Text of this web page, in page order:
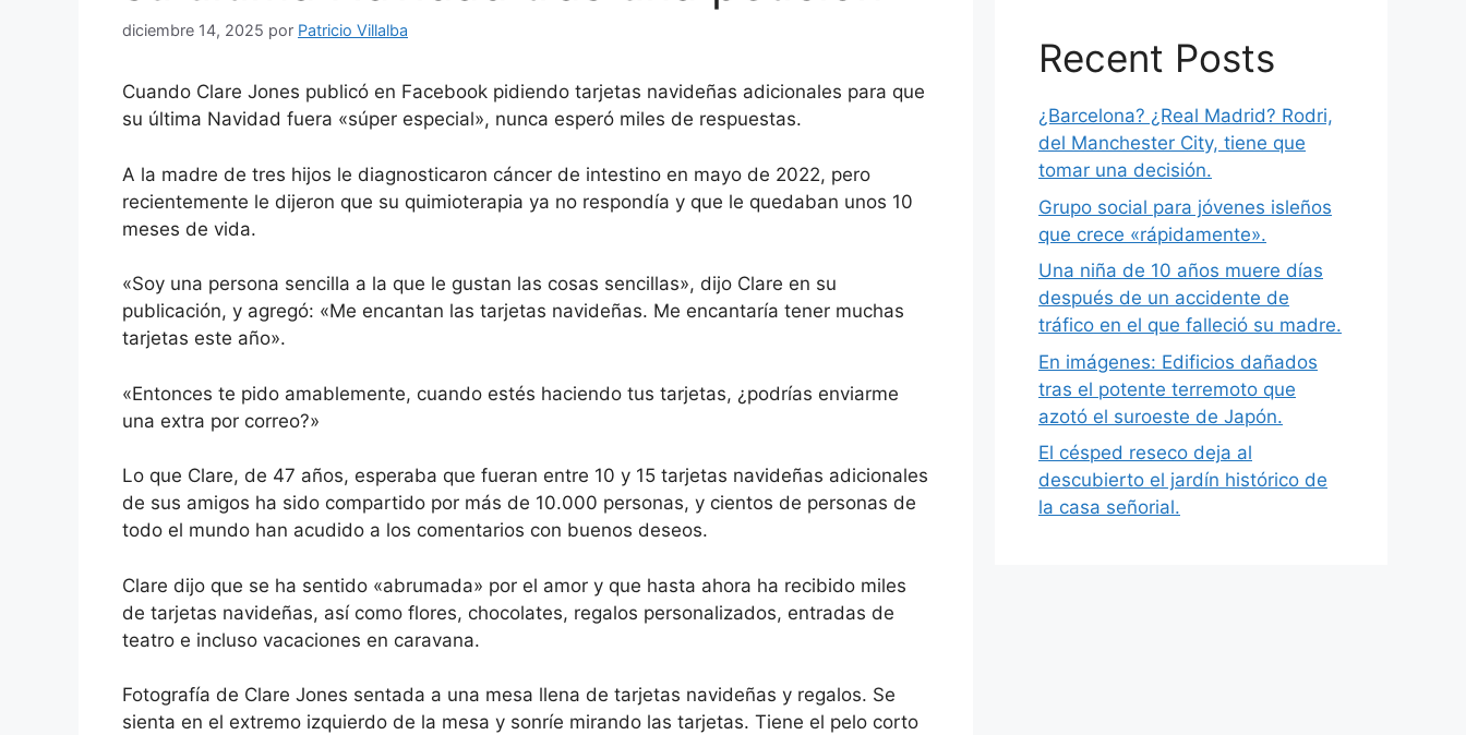
diciembre 14, 2025 por Patricio Villalba
Cuando Clare Jones publicó en Facebook pidiendo tarjetas navideñas adicionales para que
su última Navidad fuera «súper especial», nunca esperó miles de respuestas.
A la madre de tres hijos le diagnosticaron cáncer de intestino en mayo de 2022, pero
recientemente le dijeron que su quimioterapia ya no respondía y que le quedaban unos 10
meses de vida.
«Soy una persona sencilla a la que le gustan las cosas sencillas», dijo Clare en su
publicación, y agregó: «Me encantan las tarjetas navideñas. Me encantaría tener muchas
tarjetas este año».
«Entonces te pido amablemente, cuando estés haciendo tus tarjetas, ¿podrías enviarme
una extra por correo?»
Lo que Clare, de 47 años, esperaba que fueran entre 10 y 15 tarjetas navideñas adicionales
de sus amigos ha sido compartido por más de 10.000 personas, y cientos de personas de
todo el mundo han acudido a los comentarios con buenos deseos.
Clare dijo que se ha sentido «abrumada» por el amor y que hasta ahora ha recibido miles
de tarjetas navideñas, así como flores, chocolates, regalos personalizados, entradas de
teatro e incluso vacaciones en caravana.
Fotografía de Clare Jones sentada a una mesa llena de tarjetas navideñas y regalos. Se
sienta en el extremo izquierdo de la mesa y sonríe mirando las tarjetas. Tiene el pelo corto
Recent Posts
¿Barcelona? ¿Real Madrid? Rodri,
del Manchester City, tiene que
tomar una decisión.
Grupo social para jóvenes isleños
que crece «rápidamente».
Una niña de 10 años muere días
después de un accidente de
tráfico en el que falleció su madre.
En imágenes: Edificios dañados
tras el potente terremoto que
azotó el suroeste de Japón.
El césped reseco deja al
descubierto el jardín histórico de
la casa señorial.